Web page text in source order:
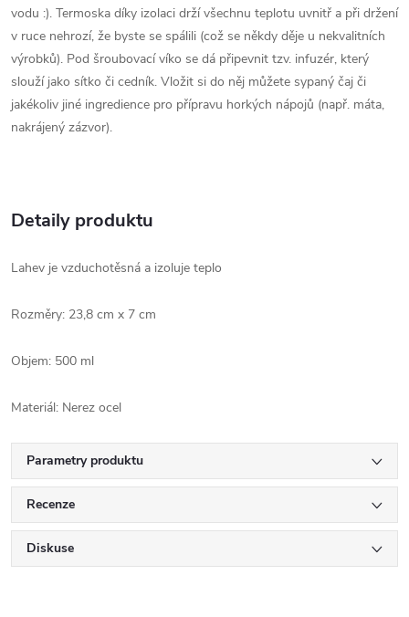
vodu :). Termoska díky izolaci drží všechnu teplotu uvnitř a při držení
v ruce nehrozí, že byste se spálili (což se někdy děje u nekvalitních
výrobků). Pod šroubovací víko se dá připevnit tzv. infuzér, který
slouží jako sítko či cedník. Vložit si do něj můžete sypaný čaj či
jakékoliv jiné ingredience pro přípravu horkých nápojů (např. máta,
nakrájený zázvor).
Detaily produktu
Lahev je vzduchotěsná a izoluje teplo
Rozměry: 23,8 cm x 7 cm
Objem: 500 ml
Materiál: Nerez ocel
Parametry produktu
Recenze
Diskuse